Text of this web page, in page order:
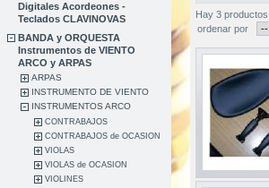
Digitales Acordeones -
Teclados CLAVINOVAS
BANDA y ORQUESTA
Instrumentos de VIENTO
ARCO y ARPAS
ARPAS
INSTRUMENTO DE VIENTO
INSTRUMENTOS ARCO
CONTRABAJOS
CONTRABAJOS de OCASION
VIOLAS
VIOLAS de OCASION
VIOLINES
Hay 3 productos
ordenar por